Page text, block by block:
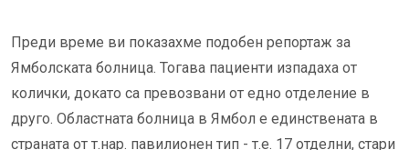
Преди време ви показахме подобен репортаж за
Ямболската болница. Тогава пациенти изпадаха от
колички, докато са превозвани от едно отделение в
друго. Областната болница в Ямбол е единствената в
страната от т.нар. павилионен тип - т.е. 17 отделни, стари